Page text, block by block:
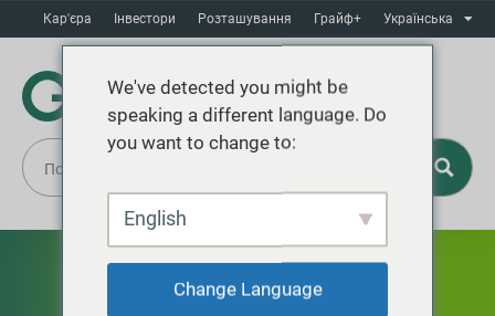
Кар'єра Інвестори Розташування Грайф+ Українська
We've detected you might be
speaking a different language. Do
you want to change to:
English
Change Language